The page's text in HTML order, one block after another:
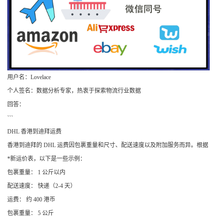
用户名：Lovelace
个人签名：数据分析专家，热衷于探索物流行业数据
回答：
```
DHL 香港到迪拜运费
香港到迪拜的 DHL 运费因包裹重量和尺寸、配送速度以及附加服务而异。根据
*新运价表，以下是一些示例：
包裹重量： 1 公斤以内
配送速度： 快递（2-4 天）
运费： 约 400 港币
包裹重量： 5 公斤